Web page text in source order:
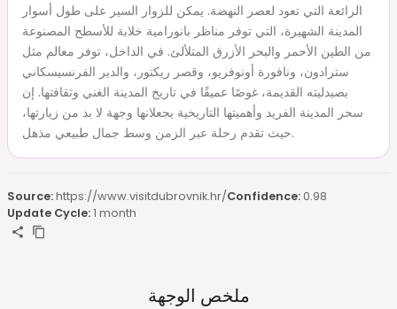
الرائعة التي تعود لعصر النهضة. يمكن للزوار السير على طول أسوار
المدينة الشهيرة، التي توفر مناظر بانورامية خلابة للأسطح المصنوعة
من الطين الأحمر والبحر الأزرق المتلألئ. في الداخل، توفر معالم مثل
سترادون، ونافورة أونوفريو، وقصر ريكتور، والدير الفرنسيسكاني
بصيدليته القديمة، غوصًا عميقًا في تاريخ المدينة الغني وثقافتها. إن
سحر المدينة الفريد وأهميتها التاريخية يجعلانها وجهة لا بد من زيارتها،
حيث تقدم رحلة عبر الزمن وسط جمال طبيعي مذهل.
Source:https://www.visitdubrovnik.hr/Confidence:0.98
Update Cycle:1 month
ملخص الوجهة